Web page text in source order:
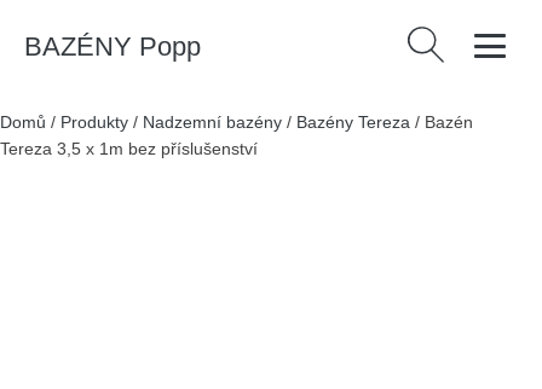
BAZÉNY Popp Vyhledávání
Domů / Produkty / Nadzemní bazény / Bazény Tereza / Bazén
Tereza 3,5 x 1m bez příslušenství